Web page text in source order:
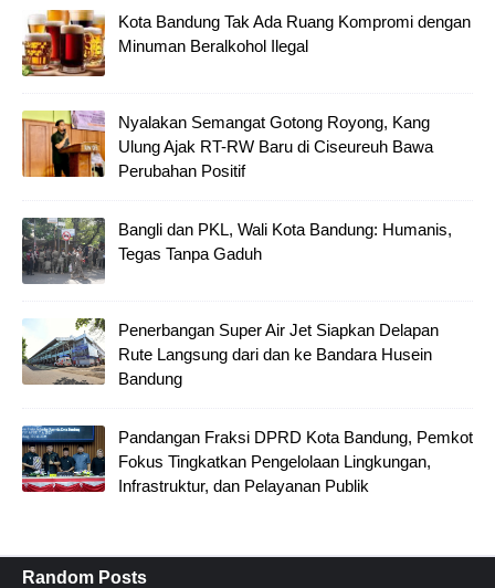
Kota Bandung Tak Ada Ruang Kompromi dengan
Minuman Beralkohol Ilegal
Nyalakan Semangat Gotong Royong, Kang
Ulung Ajak RT-RW Baru di Ciseureuh Bawa
Perubahan Positif
Bangli dan PKL, Wali Kota Bandung: Humanis,
Tegas Tanpa Gaduh
Penerbangan Super Air Jet Siapkan Delapan
Rute Langsung dari dan ke Bandara Husein
Bandung
Pandangan Fraksi DPRD Kota Bandung, Pemkot
Fokus Tingkatkan Pengelolaan Lingkungan,
Infrastruktur, dan Pelayanan Publik
Random Posts